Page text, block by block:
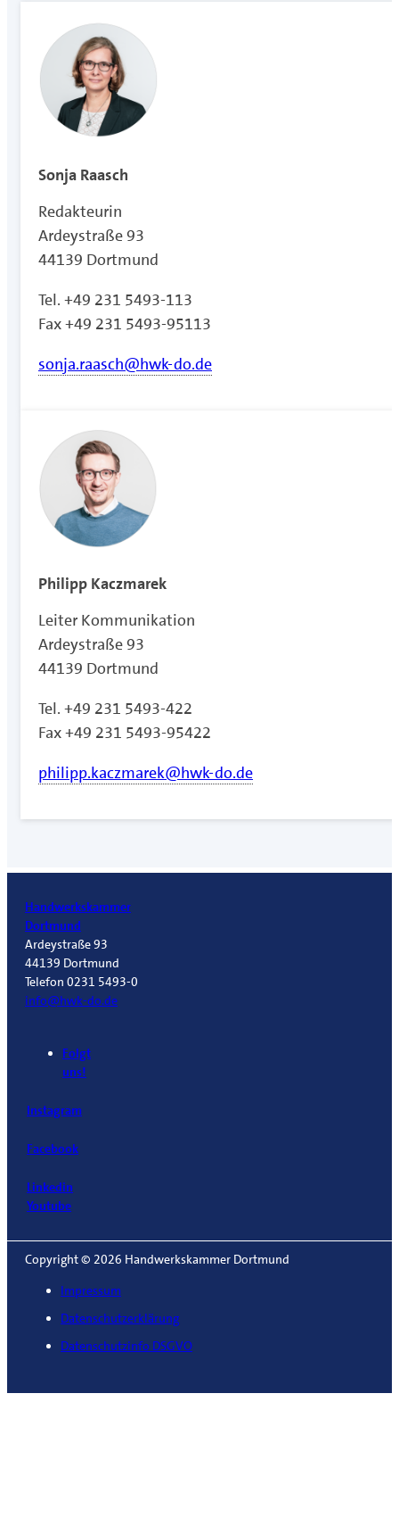
Sonja Raasch
Redakteurin
Ardeystraße 93
44139 Dortmund
Tel. +49 231 5493-113
Fax +49 231 5493-95113
sonja.raasch@hwk-do.de
Philipp Kaczmarek
Leiter Kommunikation
Ardeystraße 93
44139 Dortmund
Tel. +49 231 5493-422
Fax +49 231 5493-95422
philipp.kaczmarek@hwk-do.de
Handwerkskammer
Dortmund
Ardeystraße 93
44139 Dortmund
Telefon 0231 5493-0
info@hwk-do.de
Folgt
uns!
Instagram
Facebook
Linkedin
Youtube
Copyright © 2026 Handwerkskammer Dortmund
Impressum
Datenschutzerklärung
Datenschutzinfo DSGVO